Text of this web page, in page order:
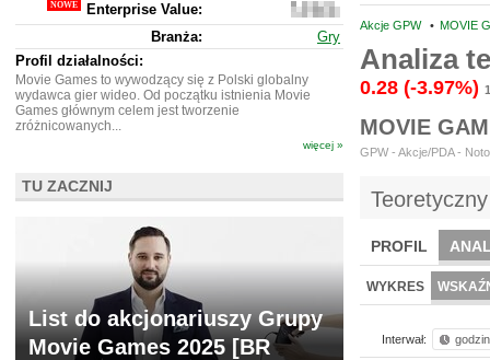
Akcje GPW • MOVIE
Analiza
0.28 (-3.97%)
MOVIE
GPW - Akcje/PDA -
PROFIL
BR LAB
WYKRES
Interwał:
Enterprise Value:
16
685
835
Branża:
Gry
Profil działalności:
Movie Games to wywodzący się z Polski globalny
wydawca gier wideo. Od początku istnienia Movie
Games głównym celem jest tworzenie
zróżnicowanych...
więcej »
TU ZACZNIJ
List do akcjonariuszy Grupy
Movie Games 2025 [BR